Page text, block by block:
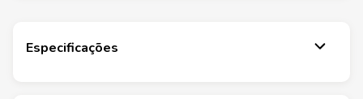
Especificações